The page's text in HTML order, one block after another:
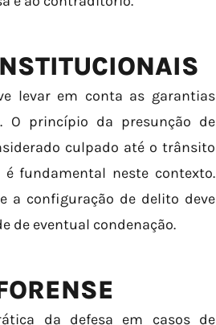
levar em conta as garantias
O princípio da presunção de
culpado até o trânsito
fundamental neste contexto.
a configuração de delito deve
de eventual condenação.
da defesa em casos de